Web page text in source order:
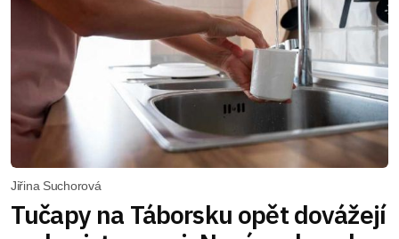
Jiřina Suchorová
Tučapy na Táborsku opět dovážejí